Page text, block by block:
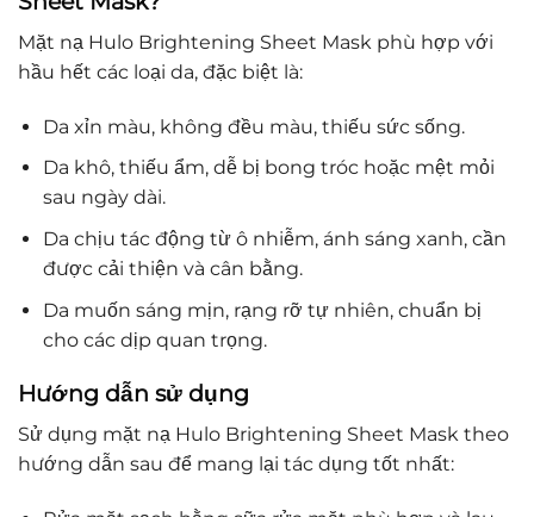
Mặt nạ Hulo Brightening Sheet Mask phù hợp với
hầu hết các loại da, đặc biệt là:
Da xỉn màu, không đều màu, thiếu sức sống.
Da khô, thiếu ẩm, dễ bị bong tróc hoặc mệt mỏi
sau ngày dài.
Da chịu tác động từ ô nhiễm, ánh sáng xanh, cần
được cải thiện và cân bằng.
Da muốn sáng mịn, rạng rỡ tự nhiên, chuẩn bị
cho các dịp quan trọng.
Hướng dẫn sử dụng
Sử dụng mặt nạ Hulo Brightening Sheet Mask theo
hướng dẫn sau để mang lại tác dụng tốt nhất: